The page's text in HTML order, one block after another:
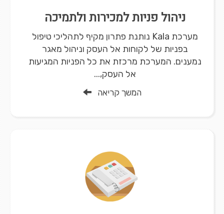
ניהול פניות למכירות ולתמיכה
מערכת Kala נותנת פתרון מקיף לתהליכי טיפול
בפניות של לקוחות אל העסק וניהול מאגר
נמענים. המערכת מרכזת את כל הפניות המגיעות
אל העסק,...
המשך קריאה